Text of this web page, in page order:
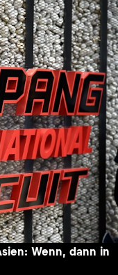
Wenn, dann in